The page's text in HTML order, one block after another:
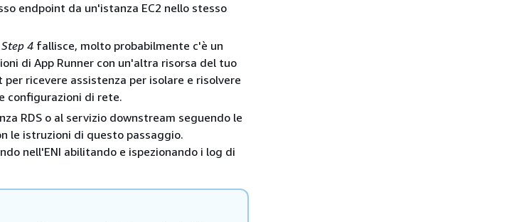
endpoint da un'istanza EC2 nello stesso
Step 4 fallisce, molto probabilmente c'è un
di App Runner con un'altra risorsa del tuo
per ricevere assistenza per isolare e risolvere
configurazioni di rete.
RDS o al servizio downstream seguendo le
le istruzioni di questo passaggio.
nell'ENI abilitando e ispezionando i log di